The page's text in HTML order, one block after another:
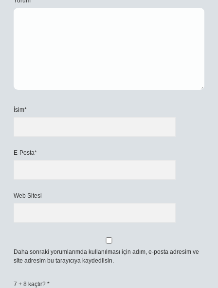
İsim*
E-Posta*
Web Sitesi
Daha sonraki yorumlarımda kullanılması için adım, e-posta adresim ve
site adresim bu tarayıcıya kaydedilsin.
7 + 8 kaçtır? *